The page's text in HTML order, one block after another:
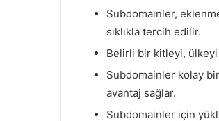
Subdomainler,
sıklıkla tercih edilir.
Belirli bir kitleyi,
Subdomainler kolay
avantaj sağlar.
Subdomainler için